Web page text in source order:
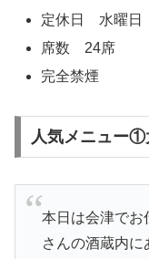
定休日 水曜日
席数 24席
完全禁煙
人気メニュー①
本日は会津でお
さんの酒蔵内に